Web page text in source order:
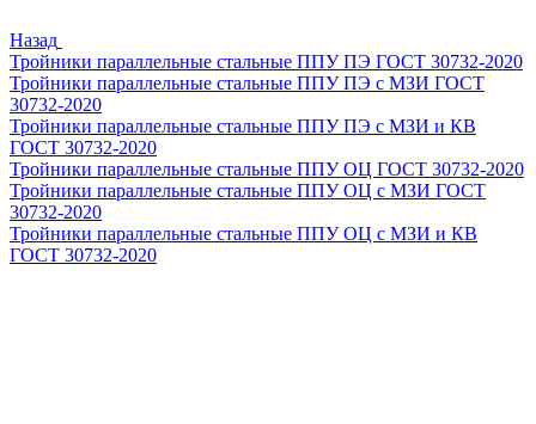
Назад
Тройники параллельные стальные ППУ ПЭ ГОСТ 30732-2020
Тройники параллельные стальные ППУ ПЭ с МЗИ ГОСТ
30732-2020
Тройники параллельные стальные ППУ ПЭ с МЗИ и КВ
ГОСТ 30732-2020
Тройники параллельные стальные ППУ ОЦ ГОСТ 30732-2020
Тройники параллельные стальные ППУ ОЦ с МЗИ ГОСТ
30732-2020
Тройники параллельные стальные ППУ ОЦ с МЗИ и КВ
ГОСТ 30732-2020